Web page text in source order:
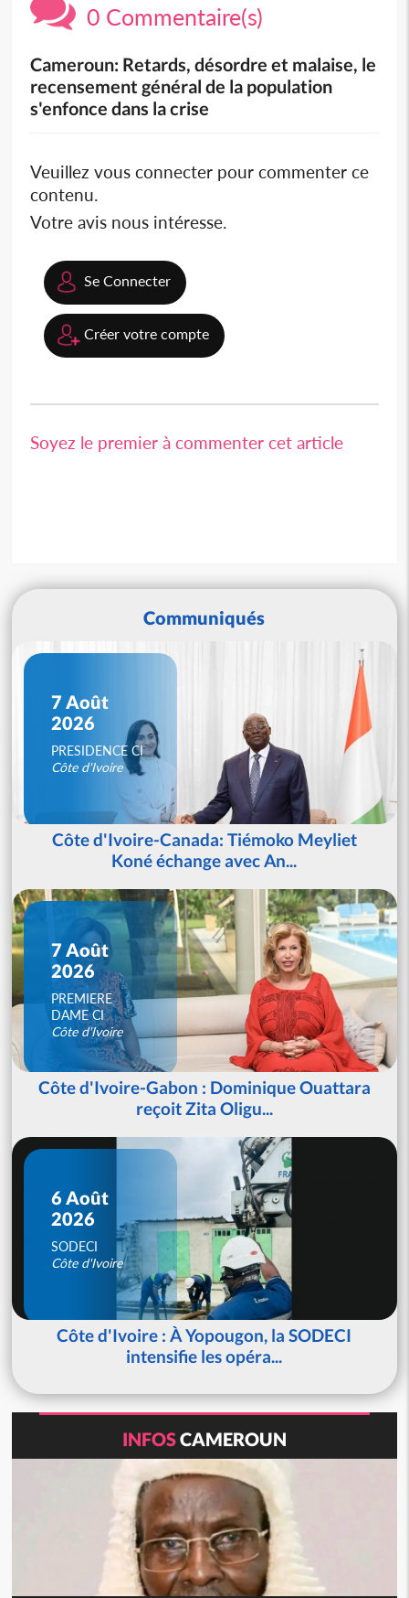
0 Commentaire(s)
Cameroun: Retards, désordre et malaise, le
recensement général de la population
s'enfonce dans la crise
Veuillez vous connecter pour commenter ce
contenu.
Votre avis nous intéresse.
Se Connecter
Créer votre compte
Soyez le premier à commenter cet article
Communiqués
7 Août
2026
PRESIDENCE CI
Côte d'Ivoire
Côte d'Ivoire-Canada: Tiémoko Meyliet
Koné échange avec An...
7 Août
2026
PREMIERE
DAME CI
Côte d'Ivoire
Côte d'Ivoire-Gabon : Dominique Ouattara
reçoit Zita Oligu...
6 Août
2026
SODECI
Côte d'Ivoire
Côte d'Ivoire : À Yopougon, la SODECI
intensifie les opéra...
INFOSCAMEROUN